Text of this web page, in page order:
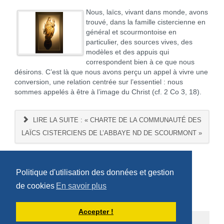
Politique d'utilisation des données et gestion
de cookies En savoir plus
Accepter !
Nous, laïcs, vivant dans monde, avons
trouvé, dans la famille cistercienne en
général et scourmontoise en
particulier, des sources vives, des
modèles et des appuis qui
correspondent bien à ce que nous
désirons. C’est là que nous avons perçu un appel à vivre une
conversion, une relation centrée sur l’essentiel : nous
sommes appelés à être à l’image du Christ (cf. 2 Co 3, 18).
LIRE LA SUITE : « CHARTE DE LA COMMUNAUTÉ DES
LAÏCS CISTERCIENS DE L’ABBAYE ND DE SCOURMONT »